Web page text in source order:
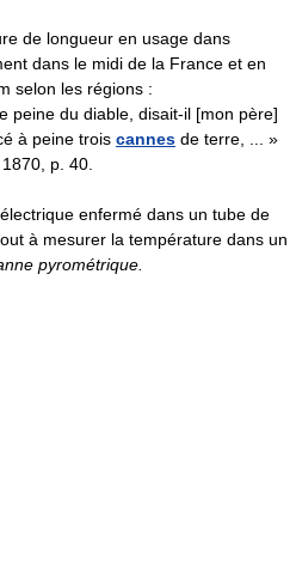
de longueur en usage dans
dans le midi de la France et en
selon les régions :
peine du diable, disait-il [mon père]
à peine trois cannes de terre, ... »
1870, p. 40.
enfermé dans un tube de
à mesurer la température dans un
pyrométrique.